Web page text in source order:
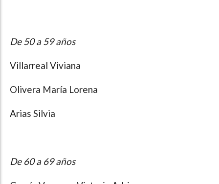
De 50 a 59 años
Villarreal Viviana
Olivera María Lorena
Arias Silvia
De 60 a 69 años